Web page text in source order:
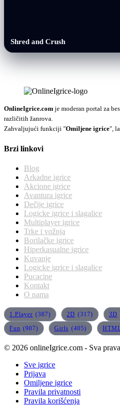
Shred and Crush
OnlineIgrice.com je moderan portal za
različitih žanrova.
Zahvaljujući funkciji "Omiljene igrice",
Brzi linkovi
Blog
Arkadne igrice
Akcione igrice
Avantura igrice
Dečije igrice
Logicke igrice i slagalice
Multiplayer igrice
Trke i vožnja
Borilačke igrice
Hiperkasualne igrice
Kuvanje
Logicke igrice i slagalice
Pucacine
Kontakt
O nama
1 Player (387) 2D (317) 3D
Fun (907) Girls (405)
© 2026 onlineIgrice.com - Sva
Sve igrice
Prijava
Omiljene igrice
Pravila privatnosti
Pravila korišćenja